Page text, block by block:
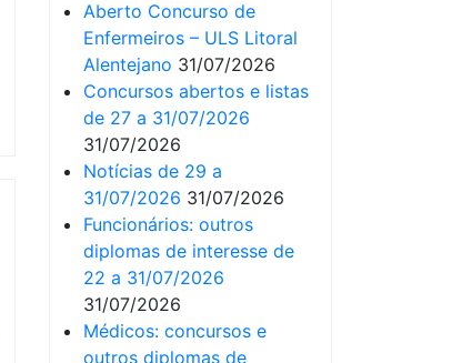
Aberto Concurso de
Enfermeiros – ULS Litoral
Alentejano 31/07/2026
Concursos abertos e listas
de 27 a 31/07/2026
31/07/2026
Notícias de 29 a
31/07/2026 31/07/2026
Funcionários: outros
diplomas de interesse de
22 a 31/07/2026
31/07/2026
Médicos: concursos e
outros diplomas de